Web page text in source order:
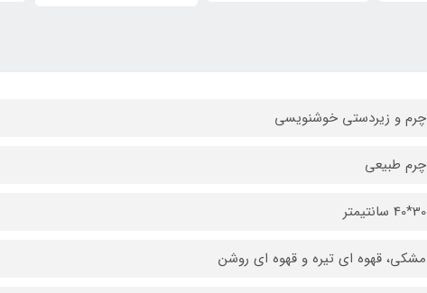
چرم و زیردستی خوشنویسی
چرم طبیعی
30*40 سانتیمتر
مشکی، قهوه ای تیره و قهوه ای روشن